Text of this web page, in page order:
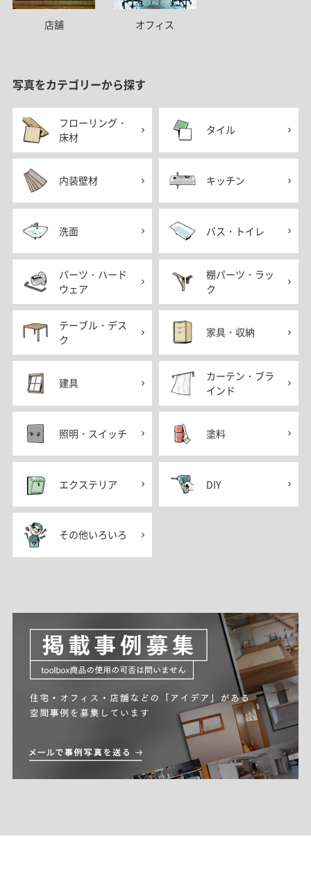
店舗 オフィス
写真をカテゴリーから探す
フローリング・
床材
タイル
内装壁材 キッチン
洗面 バス・トイレ
パーツ・ハード
ウェア
棚パーツ・ラッ
ク
テーブル・デス
ク
家具・収納
建具
カーテン・ブラ
インド
照明・スイッチ 塗料
エクステリア DIY
その他いろいろ